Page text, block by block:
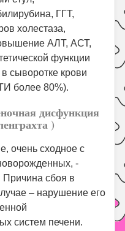
ГГТ,
холестаза,
АЛТ, АСТ,
функции
сыворотке крови
более 80%).
дисфункция
)
очень сходное с
-
Причина сбоя в
– нарушение его
систем печени.